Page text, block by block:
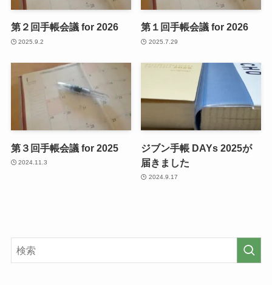
第２回手帳会議 for 2026
2025.9.2
第１回手帳会議 for 2026
2025.7.29
第３回手帳会議 for 2025
2024.11.3
ジブン手帳 DAYs 2025が
届きました
2024.9.17